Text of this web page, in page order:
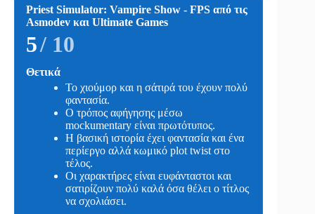
Priest Simulator: Vampire Show - FPS από τις
Asmodev και Ultimate Games
5/ 10
Θετικά
Το χιούμορ και η σάτιρά του έχουν πολύ
φαντασία.
Ο τρόπος αφήγησης μέσω
mockumentary είναι πρωτότυπος.
Η βασική ιστορία έχει φαντασία και ένα
περίεργο αλλά κωμικό plot twist στο
τέλος.
Οι χαρακτήρες είναι ευφάνταστοι και
σατιρίζουν πολύ καλά όσα θέλει ο τίτλος
να σχολιάσει.